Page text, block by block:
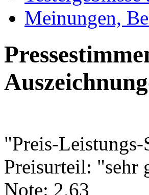
Meinungen,
"Preis-Leistungs-
Preisurteil: "sehr
Note: 2,63